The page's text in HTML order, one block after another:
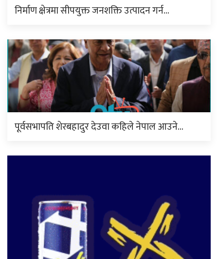
निर्माण क्षेत्रमा सीपयुक्त जनशक्ति उत्पादन गर्न…
पूर्वसभापति शेरबहादुर देउवा कहिले नेपाल आउने…